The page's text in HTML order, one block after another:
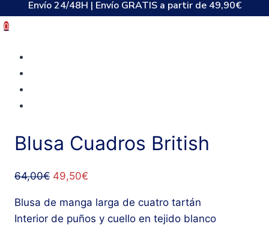
al
Envío 24/48H | Envío GRATIS a partir de 49,90€
0
Blusa Cuadros British
64,00€ El
original
era:
49,50€
actual
es:
Blusa de manga larga de cuatro tartán
Interior de puños y cuello en tejido blanco